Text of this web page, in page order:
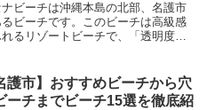
ナビーチは沖縄本島の北部、名護市
るビーチです。このビーチは高級感
るリゾートビーチで、「透明度の
ゾートな空間を後押ししている気が
す。レンタルやアクテ...
護市】おすすめビーチから穴
ーチまでビーチ15選を徹底紹